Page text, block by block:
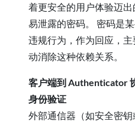
着更安全的用户体验迈
易泄露的密码。 密码是
违规行为，作为回应，
动消除这种依赖关系。
客户端到 Authenticator
身份验证
外部通信器（如安全密